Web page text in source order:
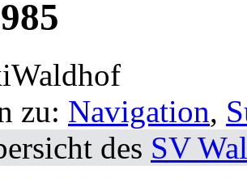
zu: Navigation,
des SV